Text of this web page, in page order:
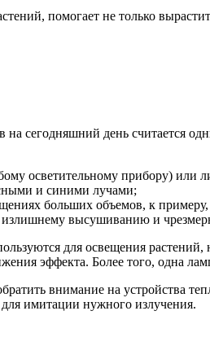
помогает не только
сегодняшний день считается
осветительному прибору) или
и синими лучами;
больших объемов, к примеру,
высушиванию и
для освещения
эффекта. Более того, одна
внимание на устройства
имитации нужного излучения.